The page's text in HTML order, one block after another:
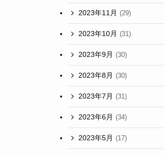
2023年11月 (29)
2023年10月 (31)
2023年9月 (30)
2023年8月 (30)
2023年7月 (31)
2023年6月 (34)
2023年5月 (17)